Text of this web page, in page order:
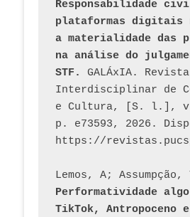
Responsabilidade
plataformas digitais
a materialidade das
na análise do
STF.
GALÁxIA. Revista
Interdisciplinar de
e Cultura, [S. l.],
p. e73593, 2026.
Performatividade
TikTok, Antropoceno e